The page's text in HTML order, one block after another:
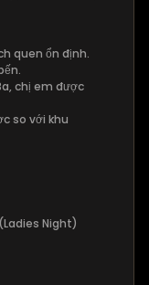
quen ổn định.
chị em được
so với khu
Night)